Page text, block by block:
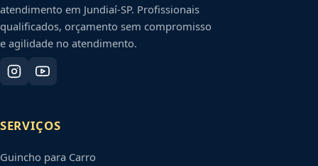
atendimento em Jundiaí-SP. Profissionais
qualificados, orçamento sem compromisso
e agilidade no atendimento.
SERVIÇOS
Guincho para Carro